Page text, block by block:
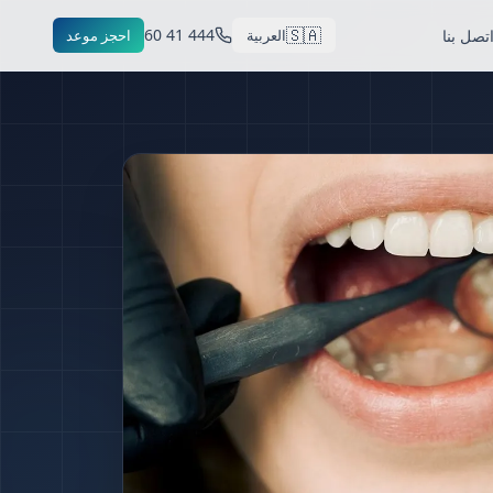
اتصل بنا 🇸🇦العربية 444 41 60 احجز موعد